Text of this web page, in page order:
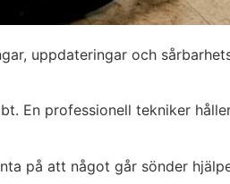
uppdateringar och
En professionell tekniker
på att något går sönder